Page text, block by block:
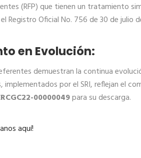
(RFP) que tienen un tratamiento
Registro Oficial No. 756 de 30 de
en Evolución:
demuestran la continua
por el SRI, reflejan el
00000049para su descarga.
aquí!